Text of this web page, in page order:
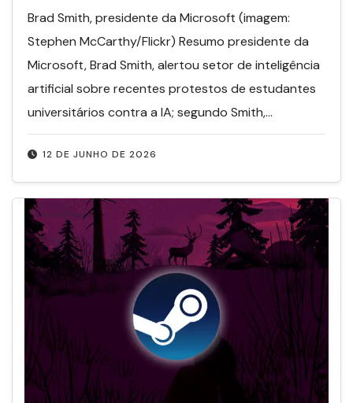
12 DE JUNHO DE 2026
Brad Smith, presidente da Microsoft (imagem:
Stephen McCarthy/Flickr) Resumo presidente da
Microsoft, Brad Smith, alertou setor de inteligência
artificial sobre recentes protestos de estudantes
universitários contra a IA; segundo Smith,…